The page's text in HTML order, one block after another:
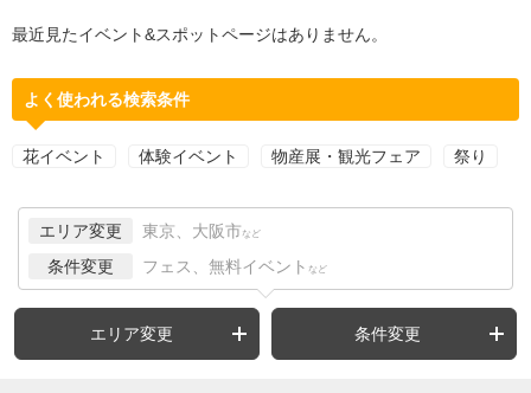
最近見たイベント&スポットページはありません。
よく使われる検索条件
花イベント 体験イベント 物産展・観光フェア 祭り
エリア変更 東京、大阪市 など
条件変更 フェス、無料イベント など
エリア変更 条件変更